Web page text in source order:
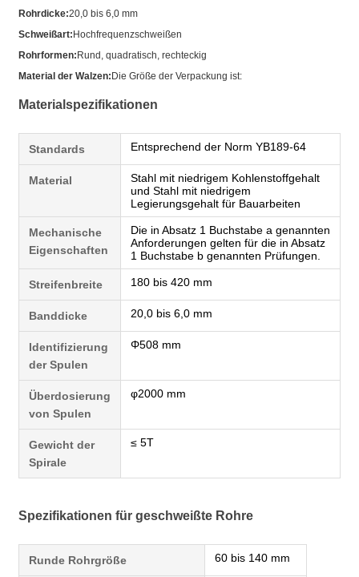
Rohrdicke:20,0 bis 6,0 mm
Schweißart:Hochfrequenzschweißen
Rohrformen:Rund, quadratisch, rechteckig
Material der Walzen:Die Größe der Verpackung ist:
Materialspezifikationen
Standards Entsprechend der Norm YB189-64
Material
Stahl mit niedrigem Kohlenstoffgehalt
und Stahl mit niedrigem
Legierungsgehalt für Bauarbeiten
Mechanische
Eigenschaften
Die in Absatz 1 Buchstabe a genannten
Anforderungen gelten für die in Absatz
1 Buchstabe b genannten Prüfungen.
Streifenbreite 180 bis 420 mm
Banddicke 20,0 bis 6,0 mm
Identifizierung
der Spulen
Φ508 mm
Überdosierung
von Spulen
φ2000 mm
Gewicht der
Spirale
≤ 5T
Spezifikationen für geschweißte Rohre
Runde Rohrgröße 60 bis 140 mm